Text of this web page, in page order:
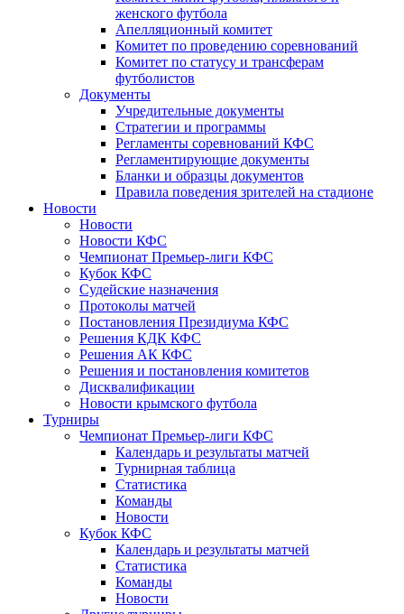
женского футбола
Апелляционный комитет
Комитет по проведению соревнований
Комитет по статусу и трансферам
футболистов
Документы
Учредительные документы
Стратегии и программы
Регламенты соревнований КФС
Регламентирующие документы
Бланки и образцы документов
Правила поведения зрителей на стадионе
Новости
Новости
Новости КФС
Чемпионат Премьер-лиги КФС
Кубок КФС
Судейские назначения
Протоколы матчей
Постановления Президиума КФС
Решения КДК КФС
Решения АК КФС
Решения и постановления комитетов
Дисквалификации
Новости крымского футбола
Турниры
Чемпионат Премьер-лиги КФС
Календарь и результаты матчей
Турнирная таблица
Статистика
Команды
Новости
Кубок КФС
Календарь и результаты матчей
Статистика
Команды
Новости